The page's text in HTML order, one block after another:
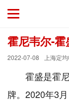
霍尼韦尔-霍
2022-07-08 上海定
霍盛是霍
牌。2020年3